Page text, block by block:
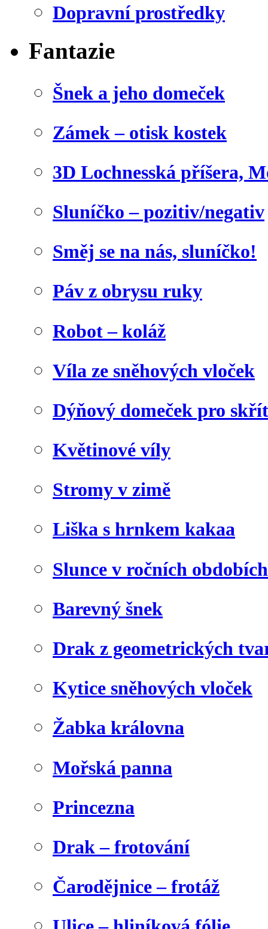
Dopravní prostředky
Fantazie
Šnek a jeho domeček
Zámek – otisk kostek
3D Lochnesská příšera,
Sluníčko – pozitiv/negativ
Směj se na nás, sluníčko!
Páv z obrysu ruky
Robot – koláž
Víla ze sněhových vloček
Dýňový domeček pro
Květinové víly
Stromy v zimě
Liška s hrnkem kakaa
Slunce v ročních obdobích
Barevný šnek
Drak z geometrických
Kytice sněhových vloček
Žabka královna
Mořská panna
Princezna
Drak – frotování
Čarodějnice – frotáž